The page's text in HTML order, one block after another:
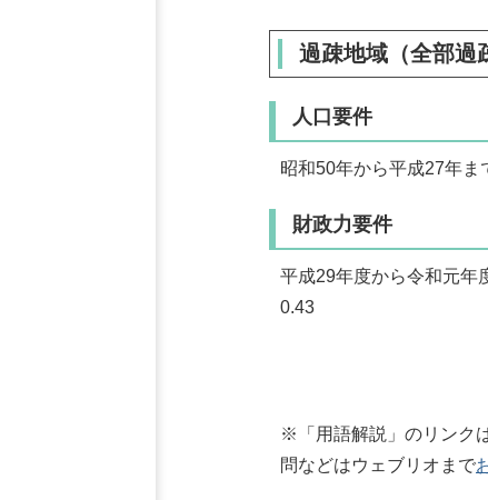
過疎地域（全部過
人口要件
昭和50年から平成27年
財政力要件
平成29年度から令和元
0.43
※「用語解説」のリンク
問などはウェブリオまで